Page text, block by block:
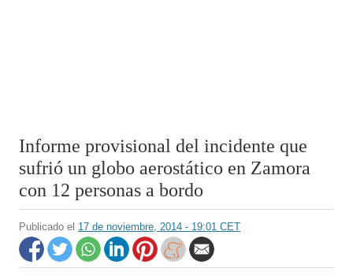
Informe provisional del incidente que
sufrió un globo aerostático en Zamora
con 12 personas a bordo
Publicado el 17 de noviembre, 2014 - 19:01 CET